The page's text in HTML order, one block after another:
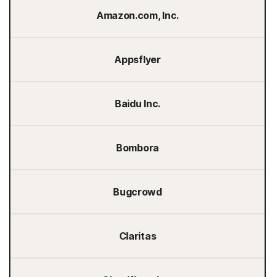
Amazon.com, Inc.
Appsflyer
Baidu Inc.
Bombora
Bugcrowd
Claritas